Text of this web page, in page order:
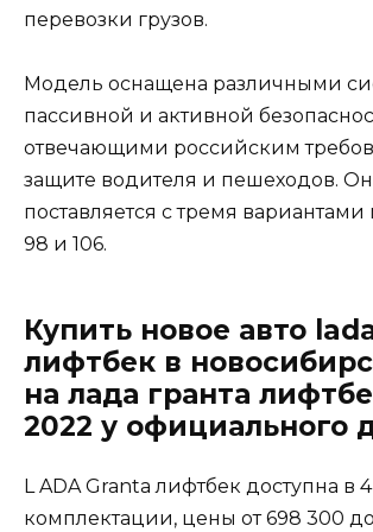
перевозки грузов.
Модель оснащена различными
пассивной и активной
отвечающими российским
защите водителя и пешеходов.
поставляется с тремя
98 и 106.
Купить новое авто
лифтбек в
на лада гранта
2022 у официального
L ADA Granta лифтбек доступна в
комплектации, цены от 698 300